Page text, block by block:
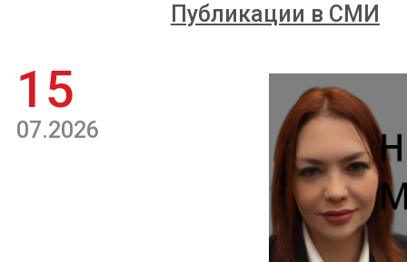
Публикации в СМИ
15
07.2026